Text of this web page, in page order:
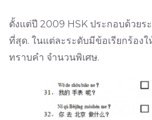
ตั้งแต่ปี 2009 HSK ประกอบด้วยร
ที่สุด. ในแต่ละระดับมีข้อเรียกร้อง
ทราบคำ จำนวนพิเศษ.